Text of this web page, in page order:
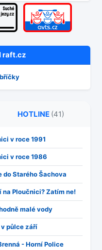
raft.cz
HOTLINE (41)
v roce 1991
v roce 1986
do Starého Šachova
na Ploučnici? Zatím ne!
malé vody
půlce září
- Horní Police